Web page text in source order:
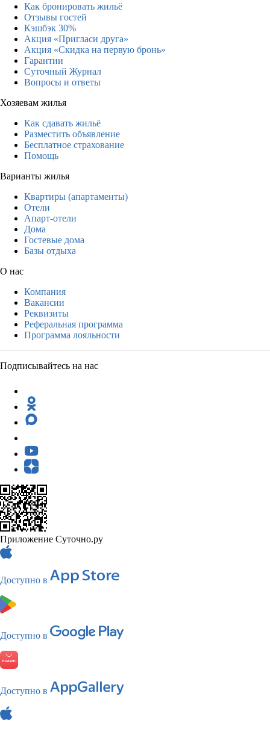
Как бронировать жильё
Отзывы гостей
Кэшбэк 30%
Акция «Пригласи друга»
Акция «Скидка на первую бронь»
Гарантии
Суточный Журнал
Вопросы и ответы
Хозяевам жилья
Как сдавать жильё
Разместить объявление
Бесплатное страхование
Помощь
Варианты жилья
Квартиры (апартаменты)
Отели
Апарт-отели
Дома
Гостевые дома
Базы отдыха
О нас
Компания
Вакансии
Реквизиты
Реферальная программа
Программа лояльности
Подписывайтесь на нас
Приложение Суточно.ру
Доступно в
Доступно в
Доступно в